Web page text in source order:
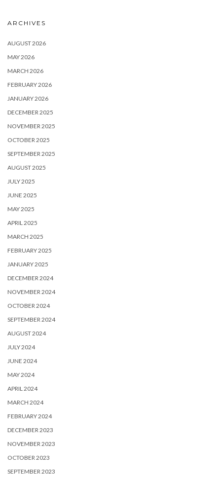
ARCHIVES
AUGUST 2026
MAY 2026
MARCH 2026
FEBRUARY 2026
JANUARY 2026
DECEMBER 2025
NOVEMBER 2025
OCTOBER 2025
SEPTEMBER 2025
AUGUST 2025
JULY 2025
JUNE 2025
MAY 2025
APRIL 2025
MARCH 2025
FEBRUARY 2025
JANUARY 2025
DECEMBER 2024
NOVEMBER 2024
OCTOBER 2024
SEPTEMBER 2024
AUGUST 2024
JULY 2024
JUNE 2024
MAY 2024
APRIL 2024
MARCH 2024
FEBRUARY 2024
DECEMBER 2023
NOVEMBER 2023
OCTOBER 2023
SEPTEMBER 2023